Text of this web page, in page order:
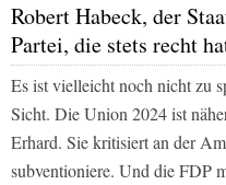
Robert Habeck, der
Partei, die stets recht
Es ist vielleicht noch nicht zu
Sicht. Die Union 2024 ist
Erhard. Sie kritisiert an der
subventioniere. Und die FDP